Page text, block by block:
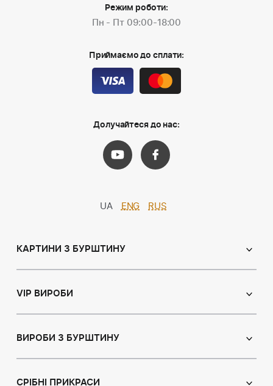
Режим роботи:
Пн - Пт 09:00-18:00
Приймаємо до сплати:
Долучайтеся до нас:
UA ENG RUS
КАРТИНИ З БУРШТИНУ
Іменні ікони
Натюрморт
VIP ВИРОБИ
Ікони з пластин
ВИРОБИ З БУРШТИНУ
Браслети
СРІБНІ ПРИКРАСИ